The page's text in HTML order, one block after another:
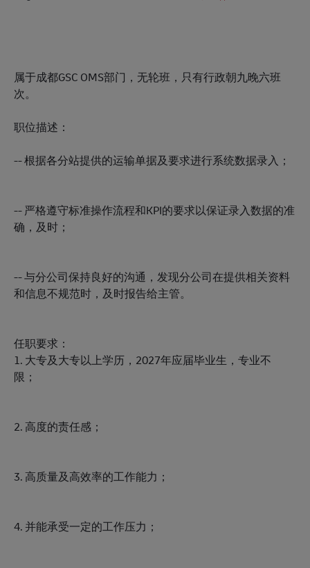
属于成都GSC OMS部门，无轮班，只有行政朝九晚六班
次。
职位描述：
-- 根据各分站提供的运输单据及要求进行系统数据录入；
-- 严格遵守标准操作流程和KPI的要求以保证录入数据的准
确，及时；
-- 与分公司保持良好的沟通，发现分公司在提供相关资料
和信息不规范时，及时报告给主管。
任职要求：
1. 大专及大专以上学历，2027年应届毕业生，专业不
限；
2. 高度的责任感；
3. 高质量及高效率的工作能力；
4. 并能承受一定的工作压力；